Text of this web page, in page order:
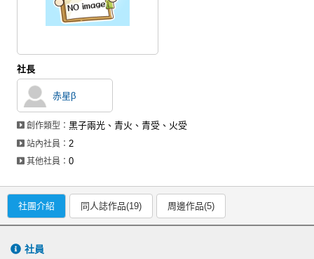
社長
赤星β
創作類型：黑子兩光、青火、青受、火受
站內社員：2
其他社員：0
社團介紹 同人誌作品(19) 周邊作品(5)
社員